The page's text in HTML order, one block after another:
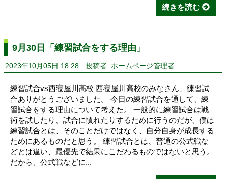
続きを読む
9月30日「練習試合をする理由」
2023年10月05日 18:28 投稿者: ホームページ管理者
練習試合vs西寝屋川高校 西寝屋川高校のみなさん、練習試
合ありがとうございました。 今日の練習試合を通して、練
習試合をする理由について考えた。 一般的に練習試合は戦
術を試したり、試合に慣れたりするために行うのだが、僕は
練習試合とは、そのことだけではなく、自分自身が成長する
ためにあるものだと思う。 練習試合とは、普通の公式戦な
どとは違い、最優先で結果にこだわるものではないと思う。
だから、公式戦などに...